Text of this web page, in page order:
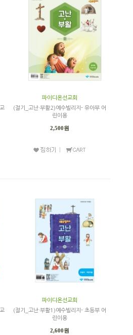
파이디온선교회
(절기_고난·부활2)예수빌리지- 유아부 어
린이용
2,500원
파이디온선교회
(절기_고난·부활1)예수빌리지- 초등부 어
린이용
2,600원